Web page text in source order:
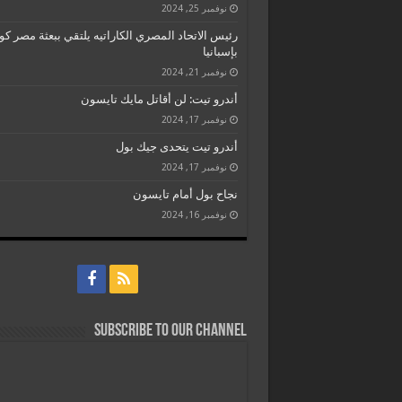
نوفمبر 25, 2024
رئيس الاتحاد المصري الكاراتيه يلتقي ببعثة مصر
بإسبانيا
نوفمبر 21, 2024
أندرو تيت: لن أقاتل مايك تايسون
نوفمبر 17, 2024
أندرو تيت يتحدى جيك بول
نوفمبر 17, 2024
نجاح بول أمام تايسون
نوفمبر 16, 2024
Subscribe to our Channel